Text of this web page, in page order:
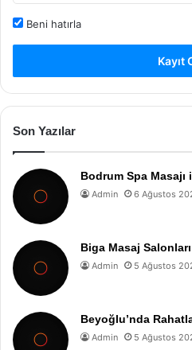
Beni hatırla
Kayıt
Son Yazılar
Bodrum Spa Masajı
Admin 6 Ağustos
Biga Masaj
Admin 5 Ağustos
Beyoğlu’nda
Admin 5 Ağustos